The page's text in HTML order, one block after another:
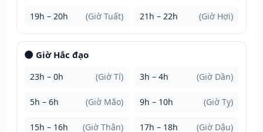
19h – 20h (Giờ Tuất) 21h – 22h (Giờ Hợi)
🌑 Giờ Hắc đạo
23h – 0h (Giờ Tí) 3h – 4h (Giờ Dần)
5h – 6h (Giờ Mão) 9h – 10h (Giờ Tỵ)
15h – 16h (Giờ Thân) 17h – 18h (Giờ Dậu)